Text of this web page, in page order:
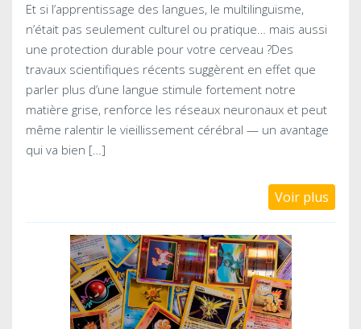
Et si l’apprentissage des langues, le multilinguisme,
n’était pas seulement culturel ou pratique… mais aussi
une protection durable pour votre cerveau ?Des
travaux scientifiques récents suggèrent en effet que
parler plus d’une langue stimule fortement notre
matière grise, renforce les réseaux neuronaux et peut
même ralentir le vieillissement cérébral — un avantage
qui va bien […]
Voir plus